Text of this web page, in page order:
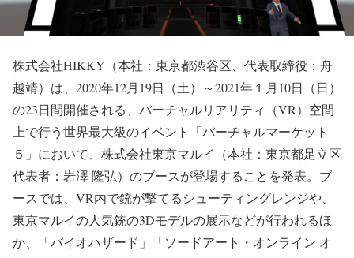
株式会社HIKKY（本社：東京都渋谷区、代表取締役：舟
越靖）は、2020年12月19日（土）～2021年１月10日（日）
の23日間開催される、バーチャルリアリティ（VR）空間
上で行う世界最大級のイベント「バーチャルマーケット
５」において、株式会社東京マルイ（本社：東京都足立区
代表者：岩澤 隆弘）のブースが登場することを発表。ブ
ースでは、VR内で銃が撃てるシューティングレンジや、
東京マルイの人気銃の3Dモデルの展示などが行われるほ
か、「バイオハザード」「ソードアート・オンライン オ